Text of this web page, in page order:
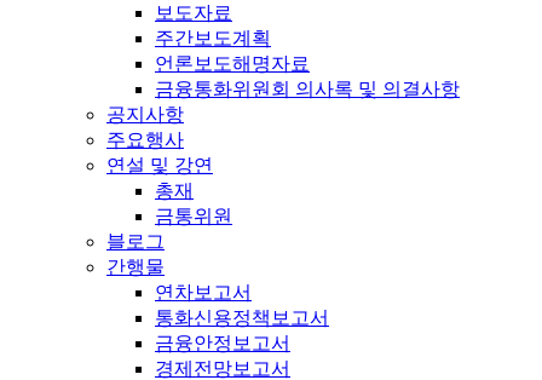
보도자료
주간보도계획
언론보도해명자료
금융통화위원회 의사록 및 의결사항
공지사항
주요행사
연설 및 강연
총재
금통위원
블로그
간행물
연차보고서
통화신용정책보고서
금융안정보고서
경제전망보고서